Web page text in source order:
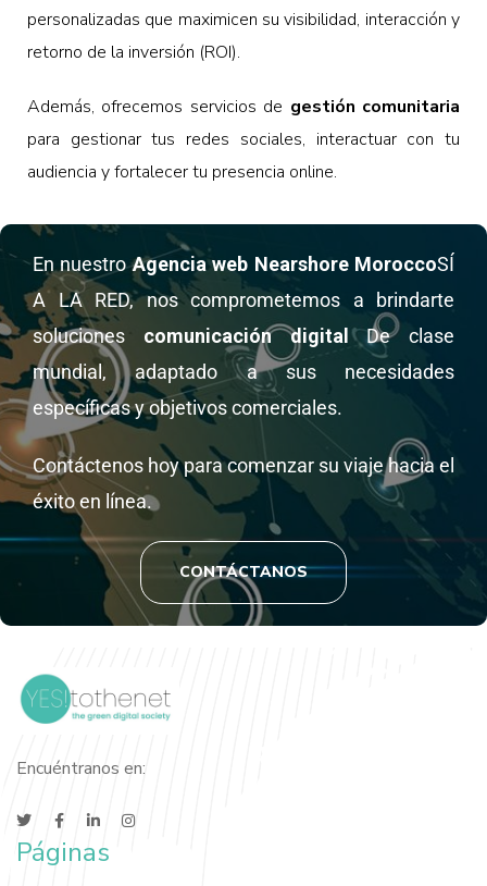
personalizadas que maximicen su visibilidad, interacción y
retorno de la inversión (ROI).
Además, ofrecemos servicios de gestión comunitaria
para gestionar tus redes sociales, interactuar con tu
audiencia y fortalecer tu presencia online.
En nuestroAgencia web Nearshore MoroccoSÍ
A LA RED, nos comprometemos a brindarte
soluciones comunicación digitalDe clase
mundial, adaptado a sus necesidades
específicas y objetivos comerciales.
Contáctenos hoy para comenzar su viaje hacia el
éxito en línea.
CONTÁCTANOS
Encuéntranos en:
Páginas